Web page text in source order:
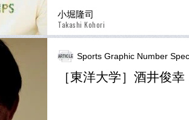
小堀隆司
Takashi Kohori
Sports Graphic Number
［東洋大学］酒井俊